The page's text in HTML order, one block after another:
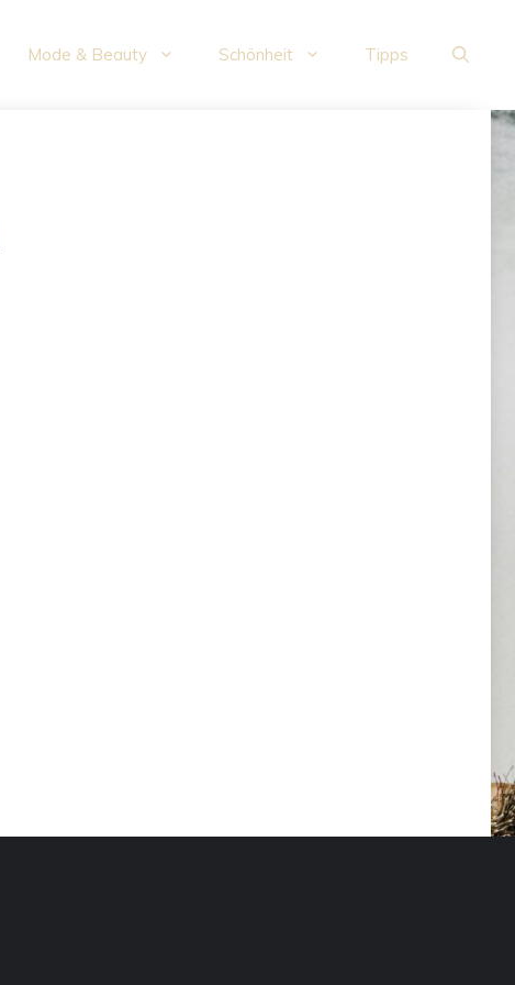
Mode & Beauty Schönheit Tipps